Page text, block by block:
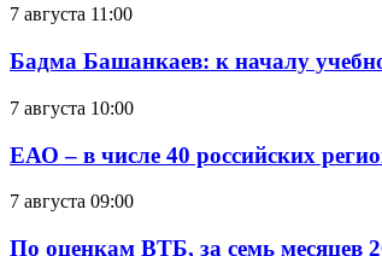
7 августа 11:00
Бадма Башанкаев: к началу
7 августа 10:00
ЕАО – в числе 40 российских
7 августа 09:00
По оценкам ВТБ, за семь месяцев